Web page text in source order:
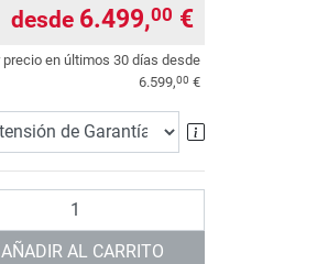
desde 6.499,00 €
precio en últimos 30 días desde
6.599,00 €
Extensión de
AÑADIR AL CARRITO